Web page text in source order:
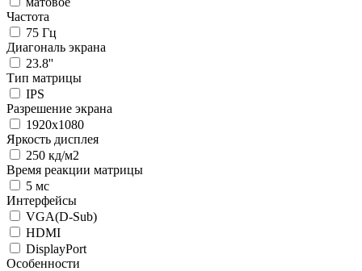
Частота
75 Гц
Диагональ экрана
23.8''
Тип матрицы
IPS
Разрешение экрана
1920х1080
Яркость дисплея
250 кд/м2
Время реакции матрицы
5 мс
Интерфейсы
VGA(D-Sub)
HDMI
DisplayPort
Особенности